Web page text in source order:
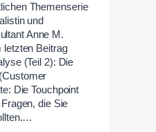
Themenserie
und
Anne M.
letzten Beitrag
(Teil 2): Die
Die Touchpoint
die Sie